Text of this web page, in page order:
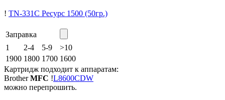
! TN-331C Ресурс 1500 (50гр.)
Заправка
1
2-4 5-9
>10
1900 1800 1700 1600
Картридж подходит к аппаратам:
BrotherMFC !L8600CDW
можно перепрошить.